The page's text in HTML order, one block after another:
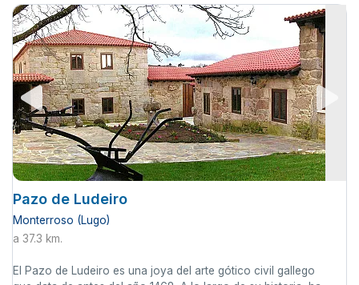
Pazo de Ludeiro
Monterroso (Lugo)
a 37.3 km.
El Pazo de Ludeiro es una joya del arte gótico civil gallego